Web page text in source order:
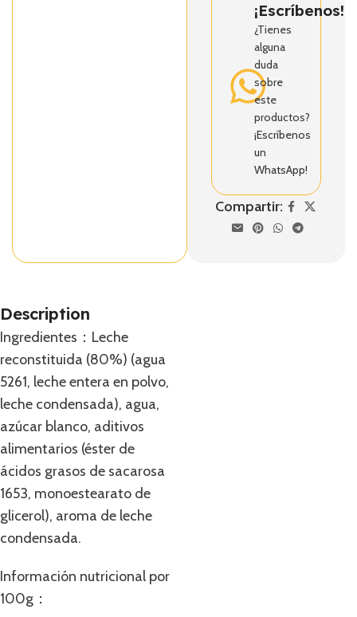
¡Escríbenos!
¿Tienes
alguna
duda
sobre
este
productos?
¡Escríbenos
un
WhatsApp!
Compartir:
Description
Ingredientes：Leche
reconstituida (80%) (agua
5261, leche entera en polvo,
leche condensada), agua,
azúcar blanco, aditivos
alimentarios (éster de
ácidos grasos de sacarosa
1653, monoestearato de
glicerol), aroma de leche
condensada.
Información nutricional por
100g：